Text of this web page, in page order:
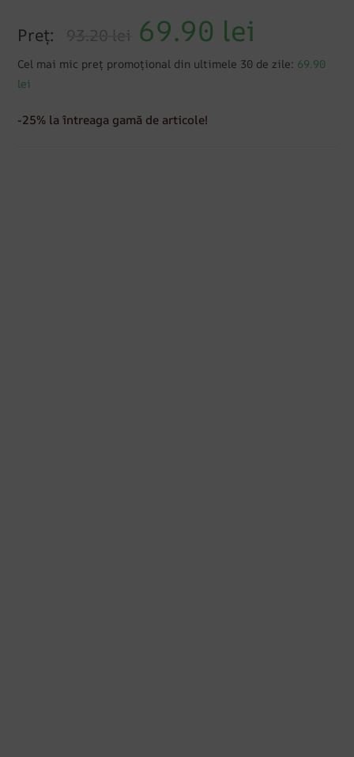
Preț: 93.20 lei 69.90 lei
Cel mai mic preț promoțional din ultimele 30 de zile: 69.90
lei
-25% la întreaga gamă de articole!